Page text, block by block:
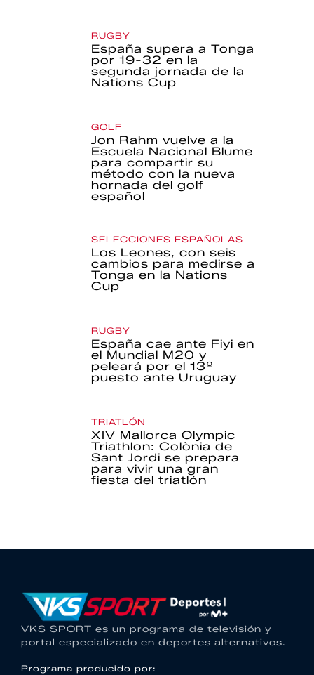
RUGBY
España supera a Tonga
por 19-32 en la
segunda jornada de la
Nations Cup
GOLF
Jon Rahm vuelve a la
Escuela Nacional Blume
para compartir su
método con la nueva
hornada del golf
español
SELECCIONES ESPAÑOLAS
Los Leones, con seis
cambios para medirse a
Tonga en la Nations
Cup
RUGBY
España cae ante Fiyi en
el Mundial M20 y
peleará por el 13º
puesto ante Uruguay
TRIATLÓN
XIV Mallorca Olympic
Triathlon: Colònia de
Sant Jordi se prepara
para vivir una gran
fiesta del triatlón
VKS SPORT es un programa de televisión y
portal especializado en deportes alternativos.
Programa producido por: